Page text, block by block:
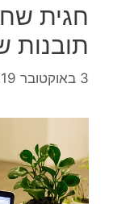
חגית
3 באוקטובר 2019